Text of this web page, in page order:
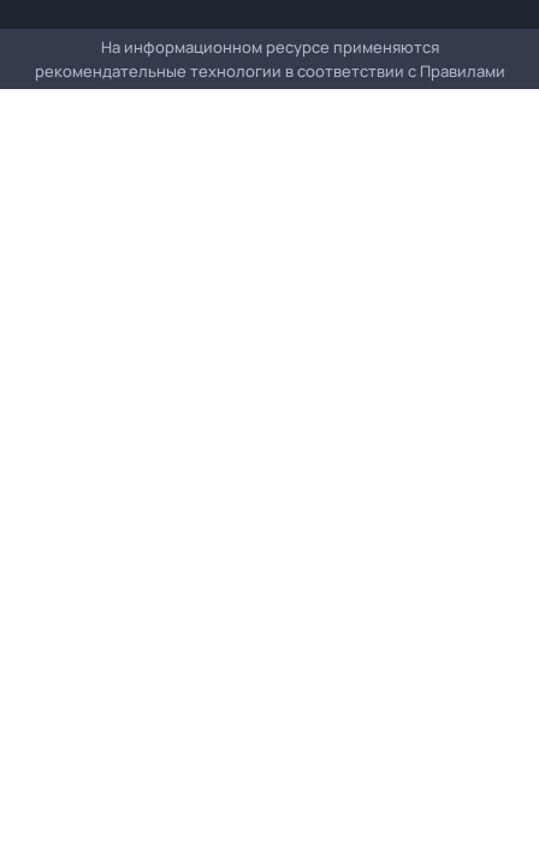
На информационном ресурсе применяются
рекомендательные технологии в соответствии с Правилами